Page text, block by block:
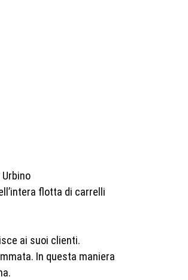
flotta di carrelli
ai suoi clienti.
In questa maniera